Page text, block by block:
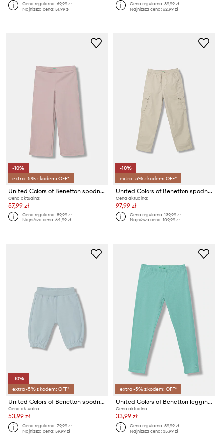
Cena regularna:69,99 zł
Najniższa cena:51,99 zł
Cena regularna:89,99 zł
Najniższa cena:62,99 zł
-10%
extra -5% z kodem: OFF*
United Colors of Benetton spodnie dresowe dziecięce
Cena aktualna:
57,99 zł
Cena regularna:89,99 zł
Najniższa cena:64,99 zł
-10%
extra -5% z kodem: OFF*
United Colors of Benetton spodnie dziecięce bawełniane z elastanem
Cena aktualna:
97,99 zł
Cena regularna:139,99 zł
Najniższa cena:109,99 zł
-10%
extra -5% z kodem: OFF*
United Colors of Benetton spodnie dresowe dziecięce bawełniane z elastanem
Cena aktualna:
53,99 zł
Cena regularna:79,99 zł
Najniższa cena:59,99 zł
extra -5% z kodem: OFF*
United Colors of Benetton legginsy dziecięce bawełniane z elastanem
Cena aktualna:
33,99 zł
Cena regularna:39,99 zł
Najniższa cena:35,99 zł